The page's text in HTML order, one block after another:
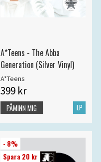
A*Teens - The Abba
Generation (Silver Vinyl)
A*Teens
399 kr
LP
PÅMINN MIG
- 8%
Spara 20 kr